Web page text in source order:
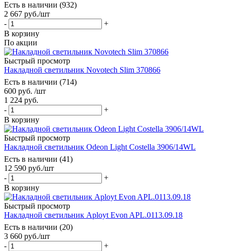
Есть в наличии (932)
2 667 руб./шт
-
+
В корзину
По акции
Быстрый просмотр
Накладной светильник Novotech Slim 370866
Есть в наличии (714)
600 руб. /шт
1 224 руб.
-
+
В корзину
Быстрый просмотр
Накладной светильник Odeon Light Costella 3906/14WL
Есть в наличии (41)
12 590 руб./шт
-
+
В корзину
Быстрый просмотр
Накладной светильник Aployt Evon APL.0113.09.18
Есть в наличии (20)
3 660 руб./шт
-
+